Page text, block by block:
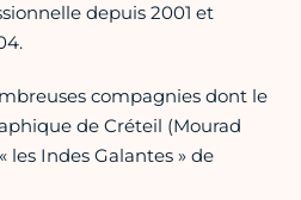
depuis 2001 et
compagnies dont le
de Créteil (Mourad
les Indes Galantes » de